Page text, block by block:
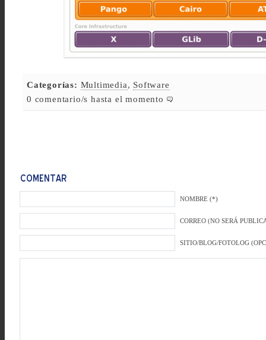
Categorías: Multimedia, Software
0 comentario/s hasta el momento
NOMBRE (*)
CORREO (NO SERÁ
SITIO/BLOG/FOTOLOG